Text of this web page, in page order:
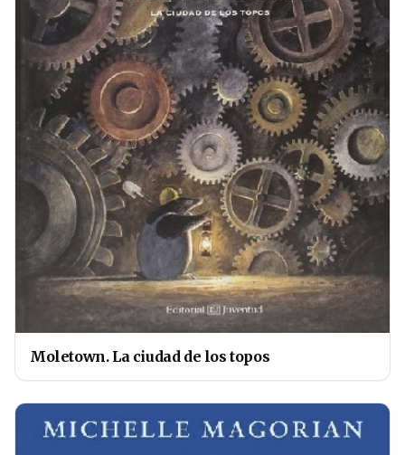
Moletown. La ciudad de los topos